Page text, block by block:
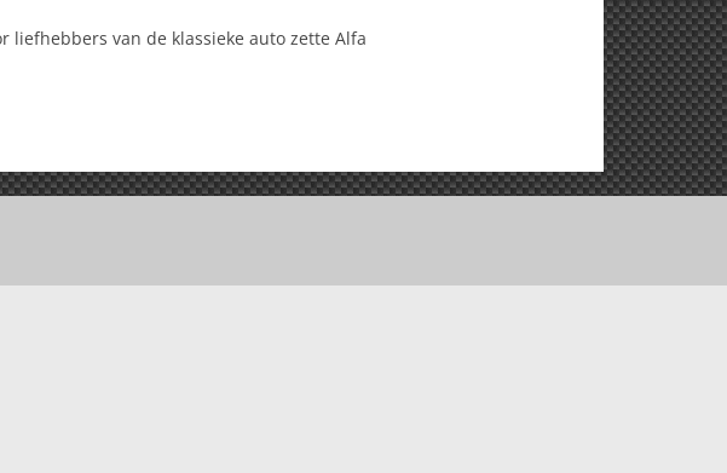
liefhebbers van de klassieke auto zette Alfa